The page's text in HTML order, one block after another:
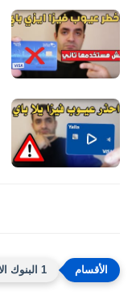
1 البنوك الالكترونية